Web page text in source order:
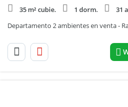
35 m² cubie.
1 dorm.
31
Departamento 2 ambientes en venta -